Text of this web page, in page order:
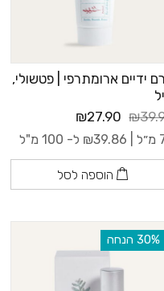
ידיים ארומתרפי | פטשולי,
₪27.90
|
₪39.86 ל- 100 מ"ל
הוספה לסל
‫30% הנחה